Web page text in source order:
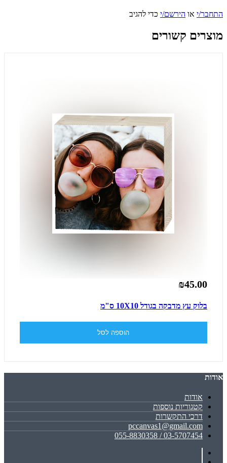
התחבר/י או הירשם/י כדי להגיב
מוצרים קשורים
₪45.00
בלוק עץ מדבקה בגודל 10X10 ס"מ
הוספה לסל
אודות
אודות
קטגוריות נוספות
דרכי התקשרות
pccanvas1@gmail.com
03-5707454 / 055-8830358